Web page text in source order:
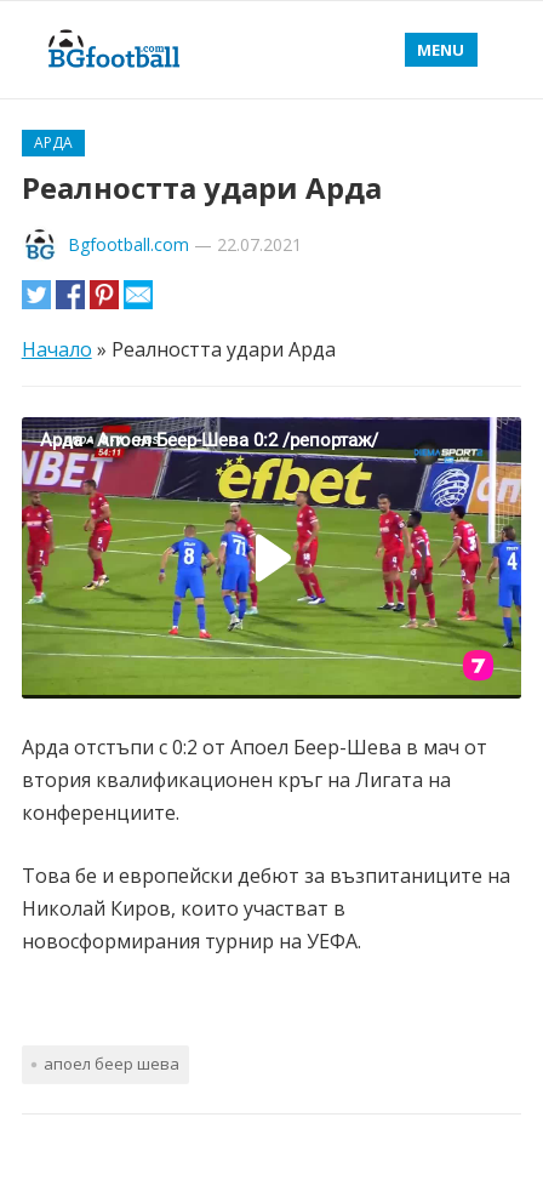
MENU
АРДА
Реалността удари Арда
Bgfootball.com — 22.07.2021
Начало » Реалността удари Арда
Арда отстъпи с 0:2 от Апоел Беер-Шева в мач от
втория квалификационен кръг на Лигата на
конференциите.
Това бе и европейски дебют за възпитаниците на
Николай Киров, които участват в
новосформирания турнир на УЕФА.
апоел беер шева